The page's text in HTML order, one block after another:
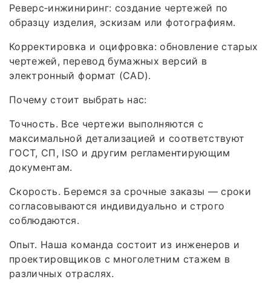
Реверс‑инжиниринг: создание чертежей по
образцу изделия, эскизам или фотографиям.
Корректировка и оцифровка: обновление старых
чертежей, перевод бумажных версий в
электронный формат (CAD).
Почему стоит выбрать нас:
Точность. Все чертежи выполняются с
максимальной детализацией и соответствуют
ГОСТ, СП, ISO и другим регламентирующим
документам.
Скорость. Беремся за срочные заказы — сроки
согласовываются индивидуально и строго
соблюдаются.
Опыт. Наша команда состоит из инженеров и
проектировщиков с многолетним стажем в
различных отраслях.